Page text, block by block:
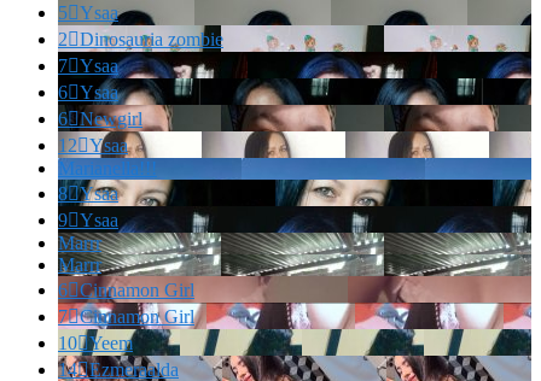
5Ysaa
2Dinosauria zombie
7Ysaa
6Ysaa
6Newgirl
12Ysaa
Marianella!!!
8Ysaa
9Ysaa
Marrr
Marrr
6Cinnamon Girl
7Cinnamon Girl
10Yeem
14Ezmeraalda